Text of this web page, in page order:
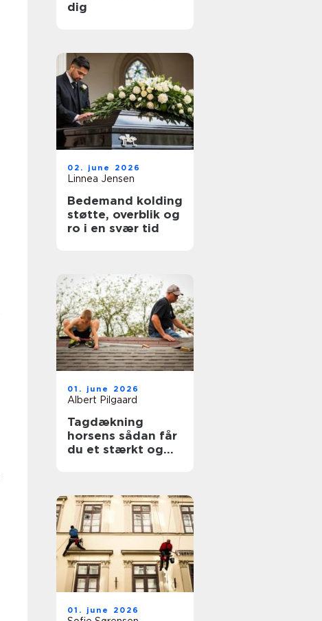
dig
02. june 2026
Linnea Jensen
Bedemand kolding
støtte, overblik og
ro i en svær tid
01. june 2026
Albert Pilgaard
Tagdækning
horsens sådan får
du et stærkt og
01. june 2026